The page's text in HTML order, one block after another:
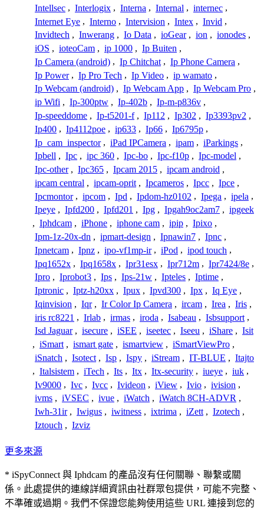
Intellsec , Interlogix , Interna , Internal , internec ,
Internet Eye , Interno , Intervision , Intex , Invid ,
Invidtech , Inwerang , Io Data , ioGear , ion , ionodes ,
iOS , ioteoCam , ip 1000 , Ip Buiten ,
Ip Camera (android) , Ip Chitchat , Ip Phone Camera ,
Ip Power , Ip Pro Tech , Ip Video , ip wamato ,
Ip Webcam (android) , Ip Webcam App , Ip Webcam Pro ,
ip Wifi , Ip-300ptw , Ip-402b , Ip-m-p836v ,
Ip-speeddome , Ip-t5201-f , Ip112 , Ip302 , Ip3393pv2 ,
Ip400 , Ip4112poe , ip633 , Ip66 , Ip6795p ,
Ip_cam_inspector , iPad IPCamera , ipam , iParkings ,
Ipbell , Ipc , ipc 360 , Ipc-bo , Ipc-f10p , Ipc-model ,
Ipc-other , Ipc365 , Ipcam 2015 , ipcam android ,
ipcam central , ipcam-oprit , Ipcameros , Ipcc , Ipce ,
Ipcmontor , ipcom , Ipd , Ipdom-hz0102 , Ipega , ipela ,
Ipeye , Ipfd200 , Ipfd201 , Ipg , Ipgah9oc2am7 , ipgeek
, Iphdcam , iPhone , iphone cam , ipip , Ipixo ,
Ipm-1z-20x-dn , ipmart-design , Ipnawin7 , Ipnc ,
Ipnetcam , Ipnz , ipo-vf1mp-ir , iPod , ipod touch ,
Ipq1652x , Ipq1658x , Ipr31esx , Ipr712m , Ipr7424/8e ,
Ipro , Iprobot3 , Ips , Ips-21w , Ipteles , Iptime ,
Iptronic , Iptz-h20xx , Ipux , Ipvd300 , Ipx , Iq Eye ,
Iqinvision , Iqr , Ir Color Ip Camera , ircam , Irea , Iris ,
iris rc8221 , Irlab , irmas , iroda , Isabeau , Isbsupport ,
Isd Jaguar , isecure , iSEE , iseetec , Iseeu , iShare , Isit
, iSmart , ismart gate , ismartview , iSmartViewPro ,
iSnatch , Isotect , Isp , Ispy , iStream , IT-BLUE , Itajto
, Italsistem , iTech , Its , Itx , Itx-security , iueye , iuk ,
Iv9000 , Ivc , Ivcc , Ivideon , iView , Ivio , ivision ,
ivms , iVSEC , ivue , iWatch , iWatch 8CH-ADVR ,
Iwh-31ir , Iwigus , iwitness , ixtrima , iZett , Izotech ,
Iztouch , Izviz
更多來源
* iSpyConnect 與 Iphdcam 的產品沒有任何關聯、聯繫或關
係。此處提供的連線詳細資訊由社群眾包提供，可能不完整、
不準確或過期。我們不保證您能夠使用這些 URL 連接到您的